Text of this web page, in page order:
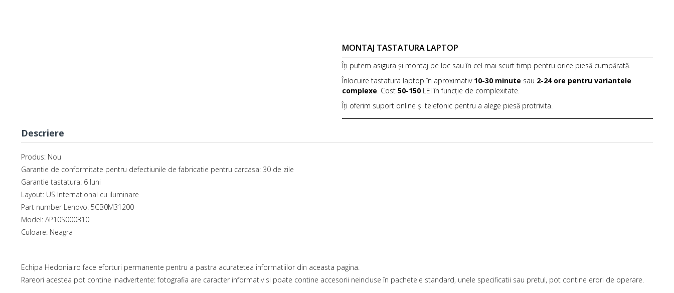
MONTAJ TASTATURA LAPTOP
Îți putem asigura și montaj pe loc sau în cel mai scurt timp pentru orice piesă cumpărată.
Înlocuire tastatura laptop în aproximativ 10-30 minute sau 2-24 ore pentru variantele
complexe. Cost 50-150 LEI în funcție de complexitate.
Îți oferim suport online și telefonic pentru a alege piesă protrivita.
Descriere
Produs: Nou
Garantie de conformitate pentru defectiunile de fabricatie pentru carcasa: 30 de zile
Garantie tastatura: 6 luni
Layout: US International cu iluminare
Part number Lenovo: 5CB0M31200
Model: AP10S000310
Culoare: Neagra
Echipa Hedonia.ro face eforturi permanente pentru a pastra acuratetea informatiilor din aceasta pagina.
Rareori acestea pot contine inadvertente: fotografia are caracter informativ si poate contine accesorii neincluse în pachetele standard, unele specificatii sau pretul, pot contine erori de operare.